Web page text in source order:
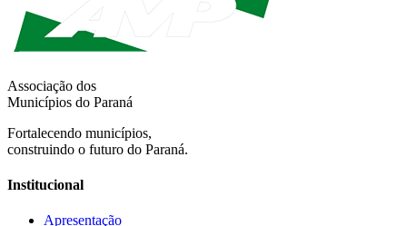
Associação dos
Municípios do Paraná
Fortalecendo municípios,
construindo o futuro do Paraná.
Institucional
Apresentação